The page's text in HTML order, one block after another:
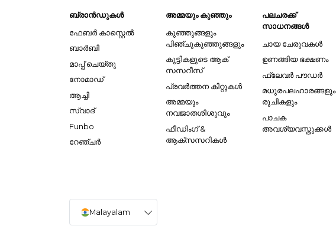
ബ്രാൻഡുകൾ
ഫേബർ കാസ്റ്റെൽ
ബാർബി
മാപ്പ് ചെയ്തു
നോമാഡ്
ആച്ചി
സ്വാദ്
Funbo
റേഞ്ചർ
അമ്മയും കുഞ്ഞും
കുഞ്ഞുങ്ങളും
പിഞ്ചുകുഞ്ഞുങ്ങളും
കുട്ടികളുടെ ആക്
സസറീസ്
പ്രവർത്തന കിറ്റുകൾ
അമ്മയും
നവജാതശിശുവും
ഫീഡിംഗ് &
ആക്സസറികൾ
പലചരക്ക്
സാധനങ്ങൾ
ചായ ചേരുവകൾ
ഉണങ്ങിയ ഭക്ഷണം
ഫ്ലേവർ പൗഡർ
മധുരപലഹാരങ്ങളും
രുചികളും
പാചക
അവശ്യവസ്തുക്കൾ
Malayalam